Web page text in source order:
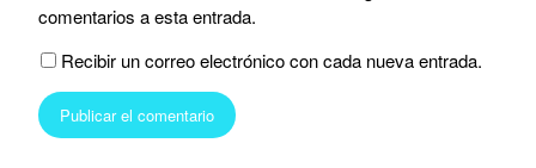
comentarios a esta entrada.
Recibir un correo electrónico con cada nueva entrada.